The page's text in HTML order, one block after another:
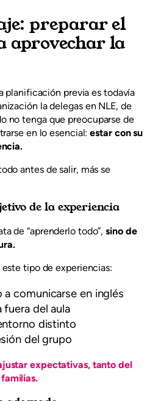
preparar el
aprovechar la
planificación previa es todavía
la delegas en NLE, de
no tenga que preocuparse de
en lo esencial:estar con su
antes de salir, más se
de la experiencia
de “aprenderlo todo”, sino de
tipo de experiencias:
comunicarse en inglés
fuera del aula
distinto
del grupo
expectativas, tanto del